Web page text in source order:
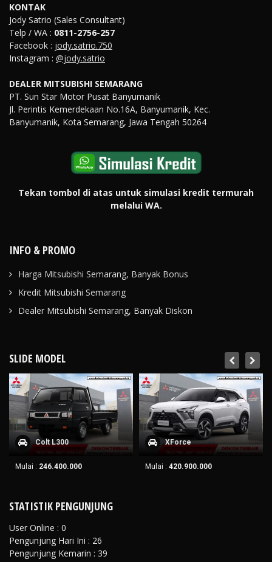
KONTAK
Jody Satrio (Sales Consultant)
Telp / WA : 0811-2756-257
Facebook : jody.satrio.750
Instagram : @jody.satrio
DEALER MITSUBISHI SEMARANG
PT. Sun Star Motor Pusat Banyumanik
Jl. Perintis Kemerdekaan No.16A, Banyumanik, Kec.
Banyumanik, Kota Semarang, Jawa Tengah 50264
Tekan tombol di atas untuk simulasi kredit termurah
melalui WA.
INFO & PROMO
Harga Mitsubishi Semarang, Banyak Bonus
Kredit Mitsubishi Semarang
Dealer Mitsubishi Semarang, Banyak Diskon
SLIDE MODEL
Colt L300
Mulai : 246.400.000
XForce
Mulai : 420.900.000
STATISTIK PENGUNJUNG
User Online : 0
Pengunjung Hari Ini : 26
Pengunjung Kemarin : 39